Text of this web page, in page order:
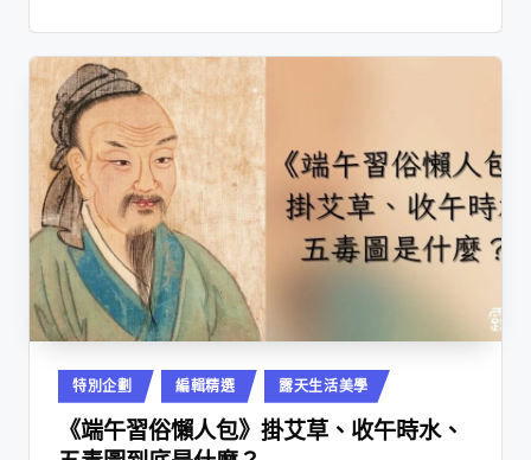
Posted
in
特別企劃 編輯精選 露天生活美學
《端午習俗懶人包》掛艾草、收午時水、